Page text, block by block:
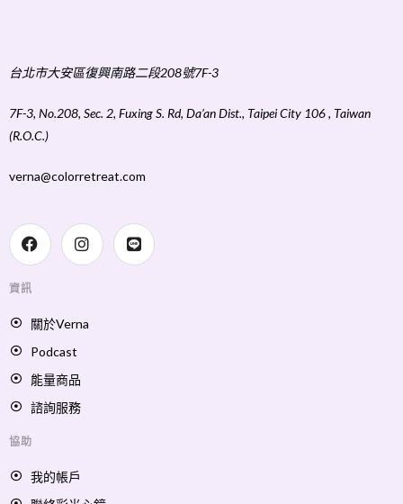
台北市大安區復興南路二段208號7F-3
7F-3, No.208, Sec. 2, Fuxing S. Rd, Da’an Dist., Taipei City 106 , Taiwan
(R.O.C.)
verna@colorretreat.com
資訊
關於Verna
Podcast
能量商品
諮詢服務
協助
我的帳戶